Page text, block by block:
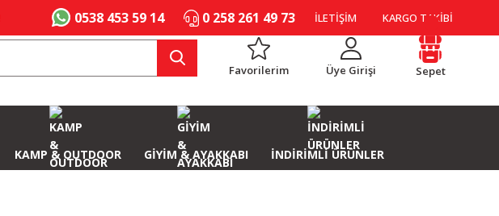
0538 453 59 14 0 258 261 49 73 İLETİŞİM KARGO TAKİBİ
Favorilerim Üye Girişi Sepet
KAMP & OUTDOOR GİYİM & AYAKKABI İNDİRİMLİ ÜRÜNLER